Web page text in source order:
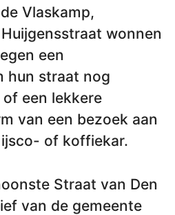
Vlaskamp,
wonnen
een
hun straat nog
een lekkere
van een bezoek aan
of koffiekar.
Straat van Den
van de gemeente